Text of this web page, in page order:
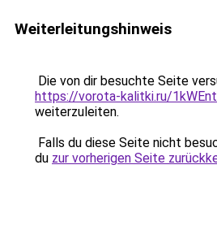
Weiterleitungshinweis
Die von dir besuchte Seite
https://vorota-kalitki.ru/
weiterzuleiten.
Falls du diese Seite nicht
du zur vorherigen Seite